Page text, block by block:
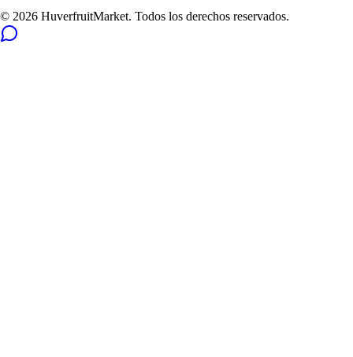
© 2026 HuverfruitMarket. Todos los derechos reservados.